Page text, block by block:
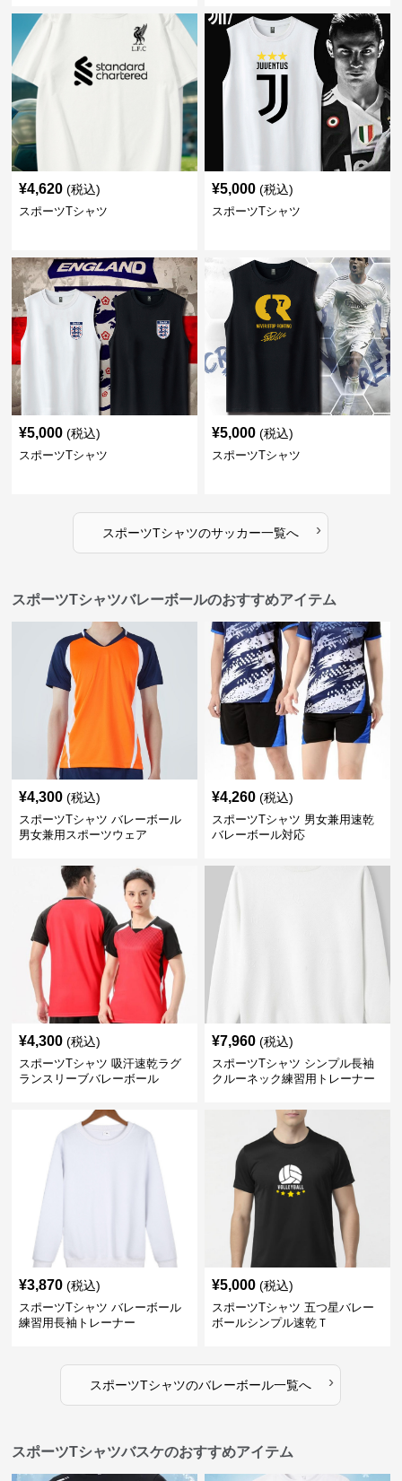
¥4,620 (税込)
スポーツTシャツ
¥5,000 (税込)
スポーツTシャツ
¥5,000 (税込)
スポーツTシャツ
¥5,000 (税込)
スポーツTシャツ
スポーツTシャツのサッカー一覧へ ›
スポーツTシャツバレーボールのおすすめアイテム
¥4,300 (税込)
スポーツTシャツ バレーボール
男女兼用スポーツウェア
¥4,260 (税込)
スポーツTシャツ 男女兼用速乾
バレーボール対応
¥4,300 (税込)
スポーツTシャツ 吸汗速乾ラグ
ランスリーブバレーボール
¥7,960 (税込)
スポーツTシャツ シンプル長袖
クルーネック練習用トレーナー
¥3,870 (税込)
スポーツTシャツ バレーボール
練習用長袖トレーナー
¥5,000 (税込)
スポーツTシャツ 五つ星バレー
ボールシンプル速乾Ｔ
スポーツTシャツのバレーボール一覧へ ›
スポーツTシャツバスケのおすすめアイテム